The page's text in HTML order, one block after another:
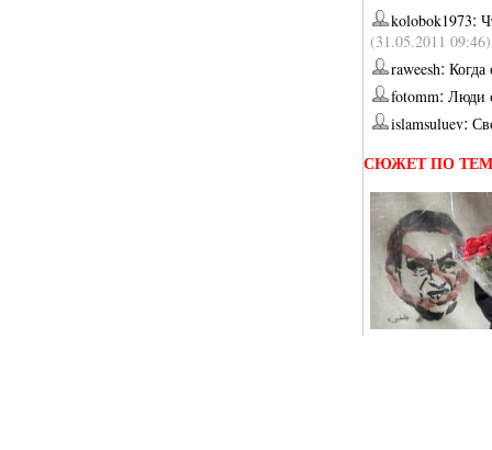
kolobok1973:
(31.05.2011 09:46)
raweesh:
fotomm: Люди
islamsuluev:
СЮЖЕТ ПО